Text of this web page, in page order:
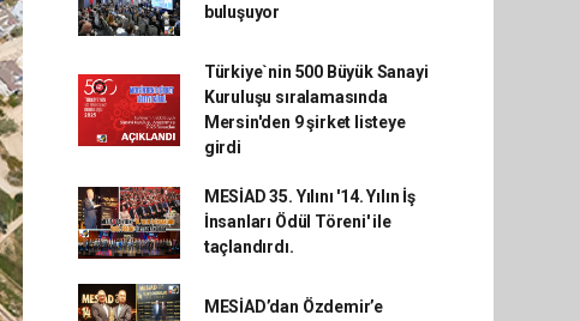
buluşuyor
Türkiye`nin 500 Büyük Sanayi
Kuruluşu sıralamasında
Mersin'den 9 şirket listeye
girdi
MESİAD 35. Yılını '14. Yılın İş
İnsanları Ödül Töreni' ile
taçlandırdı.
MESİAD’dan Özdemir’e